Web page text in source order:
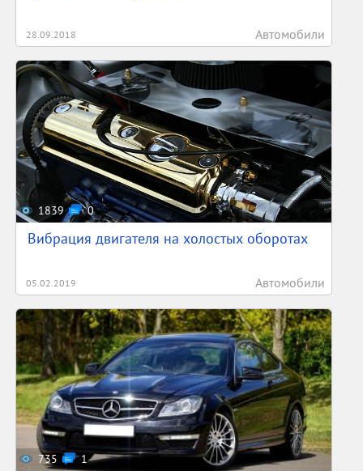
28.09.2018 Автомобили
1839 0
Вибрация двигателя на холостых оборотах
05.02.2019 Автомобили
735 1